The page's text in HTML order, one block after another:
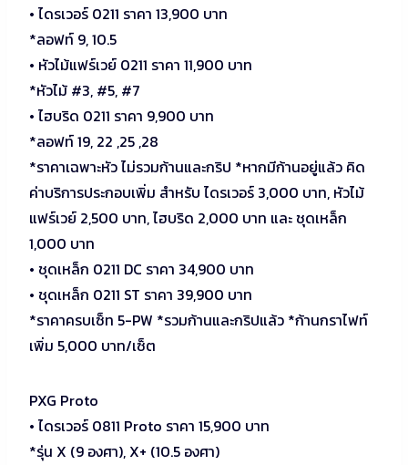
• ไดรเวอร์ 0211 ราคา 13,900 บาท
*ลอฟท์ 9, 10.5
• หัวไม้แฟร์เวย์ 0211 ราคา 11,900 บาท
*หัวไม้ #3, #5, #7
• ไฮบริด 0211 ราคา 9,900 บาท
*ลอฟท์ 19, 22 ,25 ,28
*ราคาเฉพาะหัว ไม่รวมก้านและกริป *หากมีก้านอยู่แล้ว คิด
ค่าบริการประกอบเพิ่ม สำหรับ ไดรเวอร์ 3,000 บาท, หัวไม้
แฟร์เวย์ 2,500 บาท, ไฮบริด 2,000 บาท และ ชุดเหล็ก
1,000 บาท
• ชุดเหล็ก 0211 DC ราคา 34,900 บาท
• ชุดเหล็ก 0211 ST ราคา 39,900 บาท
*ราคาครบเซ็ท 5-PW *รวมก้านและกริปแล้ว *ก้านกราไฟท์
เพิ่ม 5,000 บาท/เซ็ต
PXG Proto
• ไดรเวอร์ 0811 Proto ราคา 15,900 บาท
*รุ่น X (9 องศา), X+ (10.5 องศา)